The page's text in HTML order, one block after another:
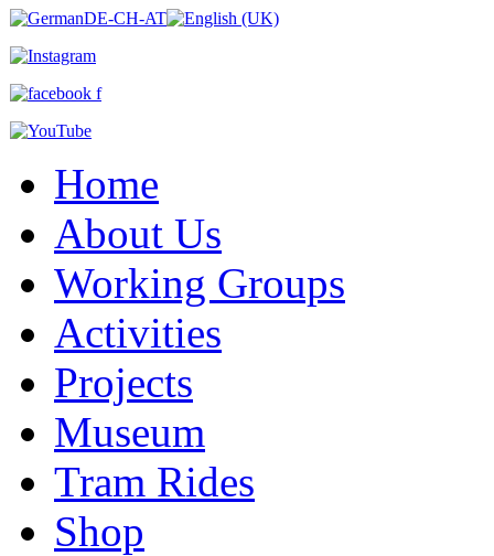
Home
About Us
Working Groups
Activities
Projects
Museum
Tram Rides
Shop